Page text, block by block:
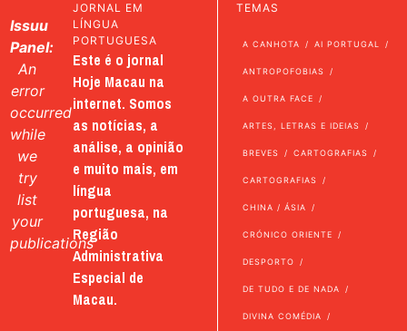
Issuu
Panel:
An
error
occurred
while
we
try
list
your
publications
JORNAL EM
LÍNGUA
PORTUGUESA
Este é o jornal
Hoje Macau na
internet. Somos
as notícias, a
análise, a opinião
e muito mais, em
língua
portuguesa, na
Região
Administrativa
Especial de
Macau.
TEMAS
A CANHOTA AI PORTUGAL
ANTROPOFOBIAS
A OUTRA FACE
ARTES, LETRAS E IDEIAS
BREVES CARTOGRAFIAS
CARTOGRAFIAS
CHINA / ÁSIA
CRÓNICO ORIENTE
DESPORTO
DE TUDO E DE NADA
DIVINA COMÉDIA